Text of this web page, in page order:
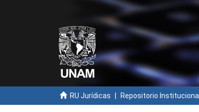
RU Jurídicas Repositorio Institucional